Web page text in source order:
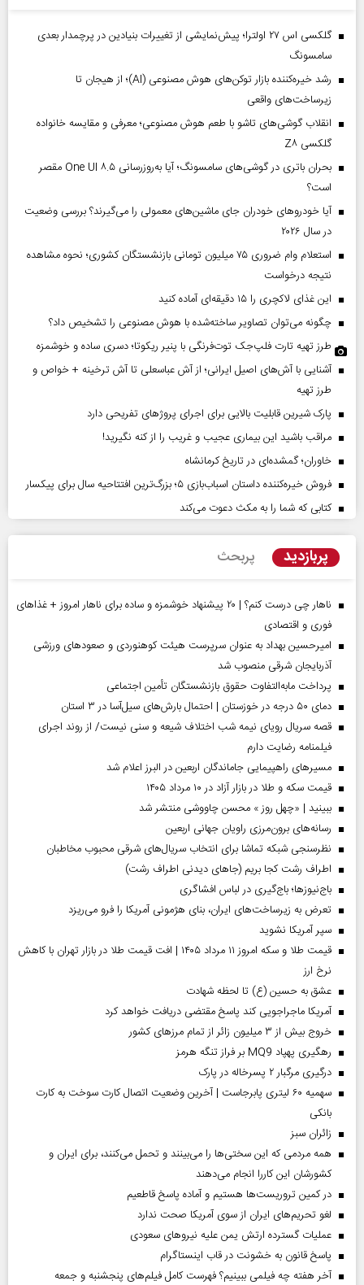
گلکسی اس ۲۷ اولترا؛ پیش‌نمایشی از تغییرات بنیادین در پرچمدار بعدی
سامسونگ
رشد خیره‌کننده بازار توکن‌های هوش مصنوعی (AI)؛ از هیجان تا
زیرساخت‌های واقعی
انقلاب گوشی‌های تاشو‌ با طعم هوش مصنوعی؛ معرفی و مقایسه خانواده
گلکسی Z۸
بحران باتری در گوشی‌های سامسونگ؛ آیا به‌روزرسانی One UI ۸.۵ مقصر
است؟
آیا خودروهای خودران جای ماشین‌های معمولی را می‌گیرند؟ بررسی وضعیت
در سال ۲۰۲۶
استعلام وام ضروری ۷۵ میلیون تومانی بازنشستگان کشوری؛ نحوه مشاهده
نتیجه درخواست
این غذای لاکچری را ۱۵ دقیقه‌ای آماده کنید
چگونه می‌توان تصاویر ساخته‌شده با هوش مصنوعی را تشخیص داد؟
طرز تهیه تارت فلپ‌جک توت‌فرنگی با پنیر ریکوتا؛ دسری ساده و خوشمزه
آشنایی با آش‌های اصیل ایرانی؛ از آش عباسعلی تا آش ترخینه + خواص و
طرز تهیه
پارک شیرین قابلیت‌ بالایی برای اجرای پروژهای تفریحی دارد
مراقب باشید این بیماری عجیب و غریب را از کنه نگیرید!
خاوران؛ گمشده‌ای در تاریخ کرمانشاه
فروش خیره‌کننده داستان اسباب‌بازی ۵؛ بزرگ‌ترین افتتاحیه سال برای پیکسار
کتابی که شما را به مکث دعوت می‌کند
پربازدید پربحث
ناهار چی درست کنم؟ | ۲۰ پیشنهاد خوشمزه و ساده برای ناهار امروز + غذاهای
فوری و اقتصادی
امیرحسین بهداد به عنوان سرپرست هیئت کوهنوردی و صعودهای ورزشی
آذربایجان شرقی منصوب شد
پرداخت مابه‌التفاوت حقوق بازنشستگان تأمین اجتماعی
دمای ۵۰ درجه در خوزستان | احتمال بارش‌های سیل‌آسا در ۳ استان
قصه سریال رویای نیمه شب اختلاف شیعه و سنی نیست/ از روند اجرای
فیلمنامه رضایت دارم
مسیر‌های راهپیمایی جاماندگان اربعین در البرز اعلام شد
قیمت سکه و طلا در بازار آزاد در ۱۰ مرداد ۱۴۰۵
ببینید | «چهل روز » محسن چاووشی منتشر شد
رسانه‌های برون‌مرزی راویان جهانی اربعین
نظرسنجی شبکه تماشا برای انتخاب سریال‌های شرقی محبوب مخاطبان
اطراف رشت کجا بریم (جاهای دیدنی اطراف رشت)
باج‌نیوزها؛ باج‌گیری در لباس افشاگری
تعرض به زیرساخت‌های ایران، بنای هژمونی آمریکا را فرو می‌ریزد
سپر آمریکا نشوید
قیمت طلا و سکه امروز ۱۱ مرداد ۱۴۰۵ | افت قیمت طلا در بازار تهران با کاهش
نرخ ارز
عشق به حسین (ع) تا لحظه شهادت
آمریکا ماجراجویی کند پاسخ مقتضی دریافت خواهد کرد
خروج بیش از ۳ میلیون زائر از تمام مرز‌های کشور
رهگیری پهپاد MQ9 بر فراز تنگه هرمز
درگیری مرگبار ۲ پسرخاله در پارک
سهمیه ۶۰ لیتری پابرجاست | آخرین وضعیت اتصال کارت سوخت به کارت
بانکی
‌زائران سبز
همه مردمی که این سختی‌ها را می‌بینند و تحمل می‌کنند، برای ایران و
کشورشان این کاررا انجام می‌دهند
در کمین تروریست‌ها هستیم و آماده پاسخ قاطعیم
لغو تحریم‌های ایران از سوی آمریکا صحت ندارد
عملیات گسترده ارتش یمن علیه نیروهای سعودی
پاسخ قانون به خشونت در قاب اینستاگرام
آخر هفته چه فیلمی ببینیم؟ فهرست کامل فیلم‌های پنجشنبه و جمعه